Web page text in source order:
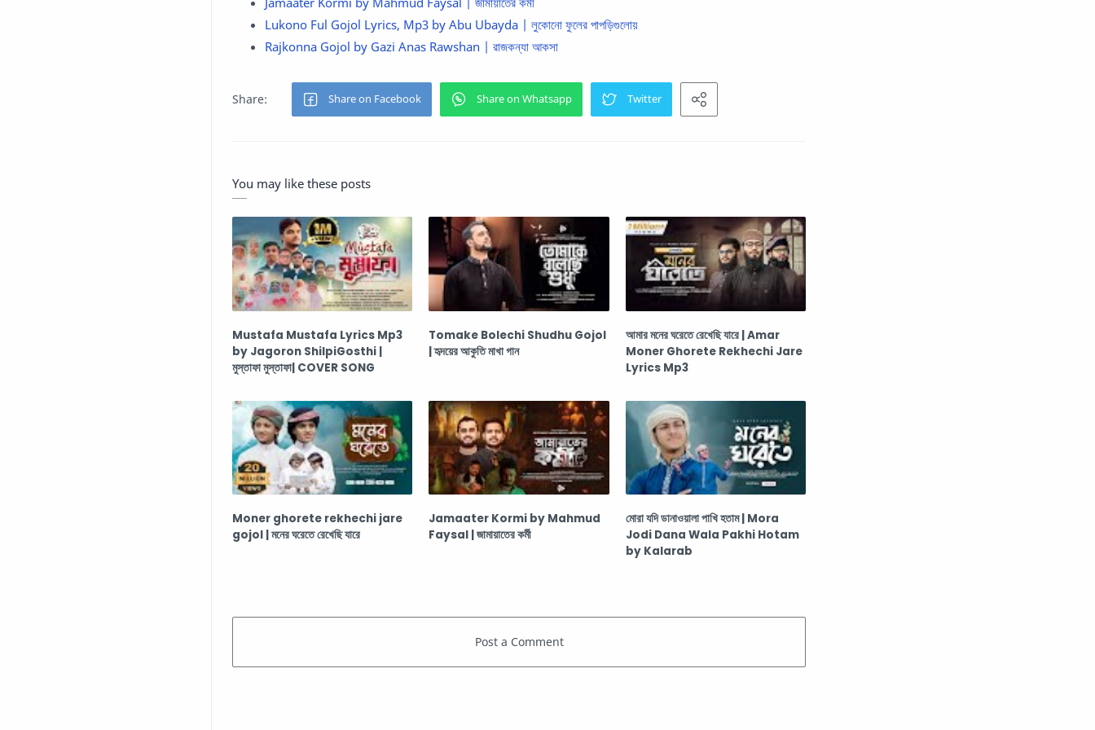
Lukono Ful Gojol Lyrics, Mp3 by Abu Ubayda | লুকোনো ফুলের পাপড়িগুলোয়
Rajkonna Gojol by Gazi Anas Rawshan | রাজকন্যা আকসা
You may like these posts
Mustafa Mustafa Lyrics Mp3
by Jagoron ShilpiGosthi |
মুস্তাফা মুস্তাফা| COVER SONG
Tomake Bolechi Shudhu Gojol
| হৃদয়ের আকুতি মাখা গান
আমার মনের ঘরেতে রেখেছি যারে | Amar
Moner Ghorete Rekhechi Jare
Lyrics Mp3
Moner ghorete rekhechi jare
gojol | মনের ঘরেতে রেখেছি যারে
Jamaater Kormi by Mahmud
Faysal | জামায়াতের কর্মী
মোরা যদি ডানাওয়ালা পাখি হতাম | Mora
Jodi Dana Wala Pakhi Hotam
by Kalarab